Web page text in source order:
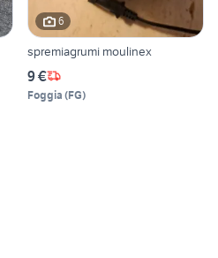
6
spremiagrumi moulinex
9 €
Foggia (FG)